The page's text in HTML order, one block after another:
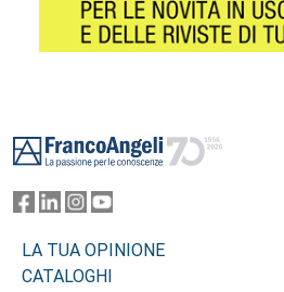
LA TUA OPINIONE
CATALOGHI